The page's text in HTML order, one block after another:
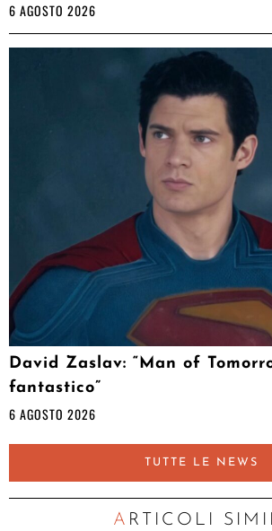
6 AGOSTO 2026
David Zaslav: “Man of
fantastico”
6 AGOSTO 2026
TUTTE LE NEWS
ARTICOLI